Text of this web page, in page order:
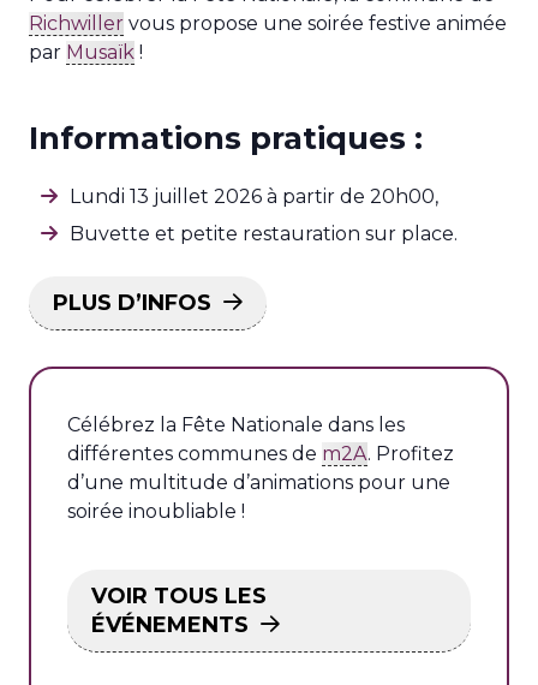
Richwiller vous propose une soirée festive animée
par Musaïk !
Informations pratiques :
Lundi 13 juillet 2026 à partir de 20h00,
Buvette et petite restauration sur place.
PLUS D’INFOS
Célébrez la Fête Nationale dans les
différentes communes de m2A. Profitez
d’une multitude d’animations pour une
soirée inoubliable !
VOIR TOUS LES
ÉVÉNEMENTS